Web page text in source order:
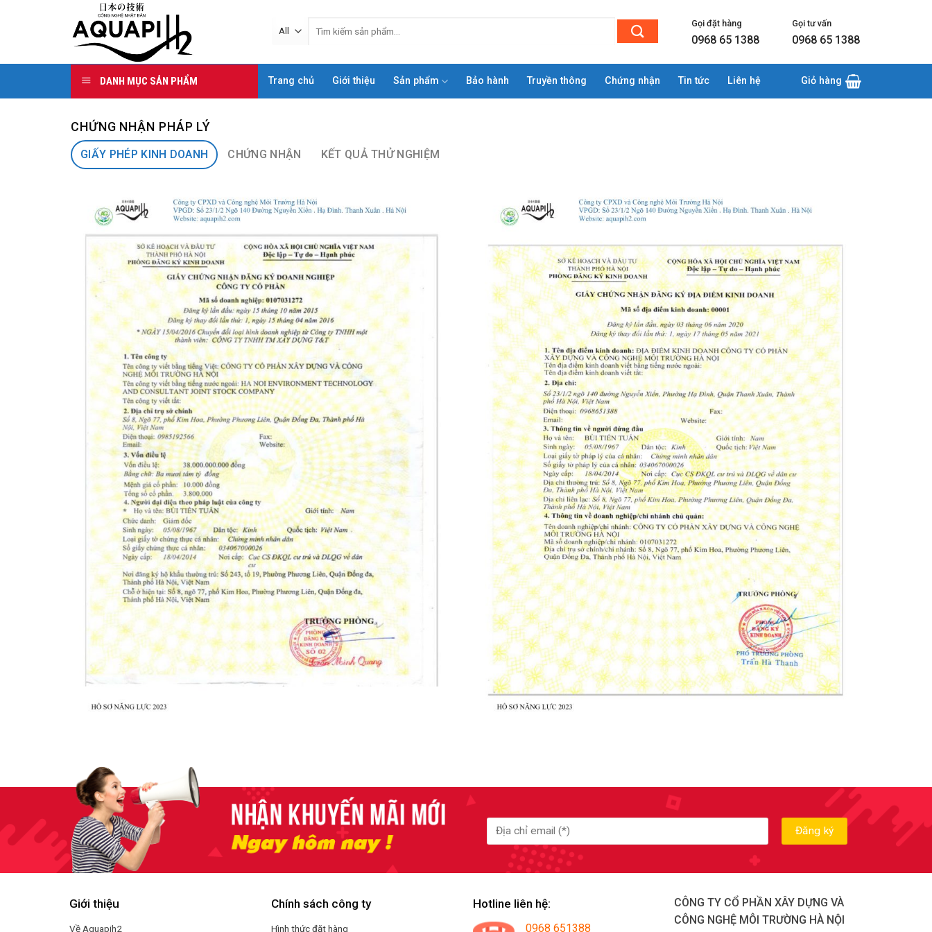
Gọi đặt hàng
0968 65 1388
Gọi tư vấn
0968 65 1388
DANH MỤC SẢN PHẨM Trang chủ Giới thiệu Sản phẩm Bảo hành Truyền thông Chứng nhận Tin tức Liên hệ Giỏ hàng
CHỨNG NHẬN PHÁP LÝ
GIẤY PHÉP KINH DOANH CHỨNG NHẬN KẾT QUẢ THỬ NGHIỆM
Giới thiệu
Về Aquapih2
Chính sách công ty
Hình thức đặt hàng
Hotline liên hệ:
0968 651388
CÔNG TY CỔ PHẦN XÂY DỰNG VÀ
CÔNG NGHỆ MÔI TRƯỜNG HÀ NỘI